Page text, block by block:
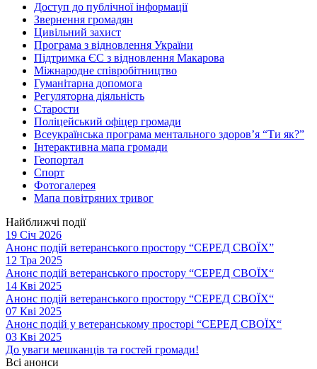
Доступ до публічної інформації
Звернення громадян
Цивільний захист
Програма з відновлення України
Підтримка ЄС з відновлення Макарова
Міжнародне співробітництво
Гуманітарна допомога
Регуляторна діяльність
Старости
Поліцейський офіцер громади
Всеукраїнська програма ментального здоров’я “Ти як?”
Інтерактивна мапа громади
Геопортал
Спорт
Фотогалерея
Мапа повітряних тривог
Найближчі події
19 Січ 2026
Анонс подій ветеранського простору “СЕРЕД СВОЇХ”
12 Тра 2025
Анонс подій ветеранського простору “СЕРЕД СВОЇХ“
14 Кві 2025
Анонс подій ветеранського простору “СЕРЕД СВОЇХ“
07 Кві 2025
Анонс подій у ветеранському просторі “СЕРЕД СВОЇХ“
03 Кві 2025
До уваги мешканців та гостей громади!
Всі анонси